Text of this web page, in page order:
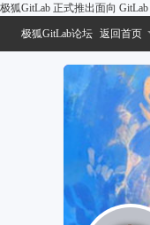
极狐GitLab 正式推出面向
极狐GitLab论坛 返回首页